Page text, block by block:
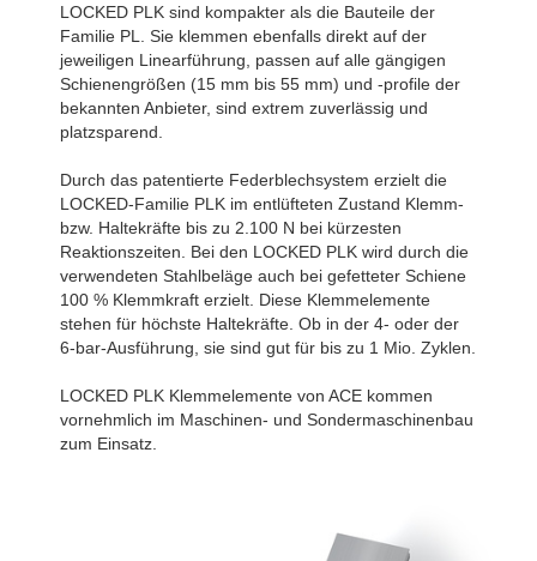
LOCKED PLK sind kompakter als die Bauteile der
Familie PL. Sie klemmen ebenfalls direkt auf der
jeweiligen Linearführung, passen auf alle gängigen
Schienengrößen (15 mm bis 55 mm) und -profile der
bekannten Anbieter, sind extrem zuverlässig und
platzsparend.
Durch das patentierte Federblechsystem erzielt die
LOCKED-Familie PLK im entlüfteten Zustand Klemm-
bzw. Haltekräfte bis zu 2.100 N bei kürzesten
Reaktionszeiten. Bei den LOCKED PLK wird durch die
verwendeten Stahlbeläge auch bei gefetteter Schiene
100 % Klemmkraft erzielt. Diese Klemmelemente
stehen für höchste Haltekräfte. Ob in der 4- oder der
6-bar-Ausführung, sie sind gut für bis zu 1 Mio. Zyklen.
LOCKED PLK Klemmelemente von ACE kommen
vornehmlich im Maschinen- und Sondermaschinenbau
zum Einsatz.